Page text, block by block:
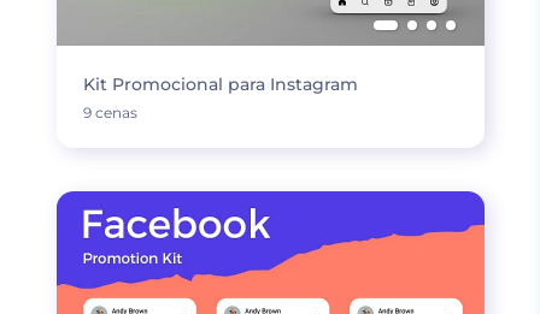
Kit Promocional para Instagram
9 cenas